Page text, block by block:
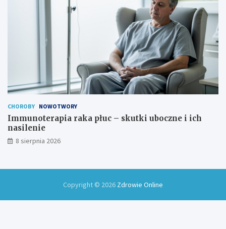
CHOROBY NOWOTWORY
Immunoterapia raka płuc – skutki uboczne i ich
nasilenie
8 sierpnia 2026
Copyright © 2026 Zdrowie Online